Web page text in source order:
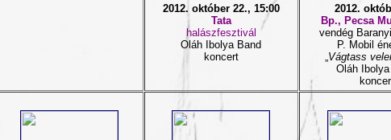
2012. október 22., 15:00
Tata
halászfesztivál
Oláh Ibolya Band
koncert
2012.
Bp., Pecsa
vendég
P. Mobil
„Vágtass
Oláh